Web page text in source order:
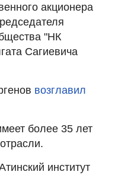
акционера
"НК
Сагиевича
возглавил
более 35 лет
институт